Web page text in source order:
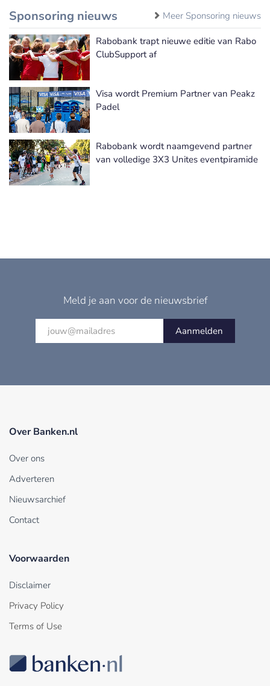
Sponsoring nieuws Meer Sponsoring nieuws
Rabobank trapt nieuwe editie van Rabo
ClubSupport af
Visa wordt Premium Partner van Peakz
Padel
Rabobank wordt naamgevend partner
van volledige 3X3 Unites eventpiramide
Meld je aan voor de nieuwsbrief
Aanmelden
Over Banken.nl
Over ons
Adverteren
Nieuwsarchief
Contact
Voorwaarden
Disclaimer
Privacy Policy
Terms of Use